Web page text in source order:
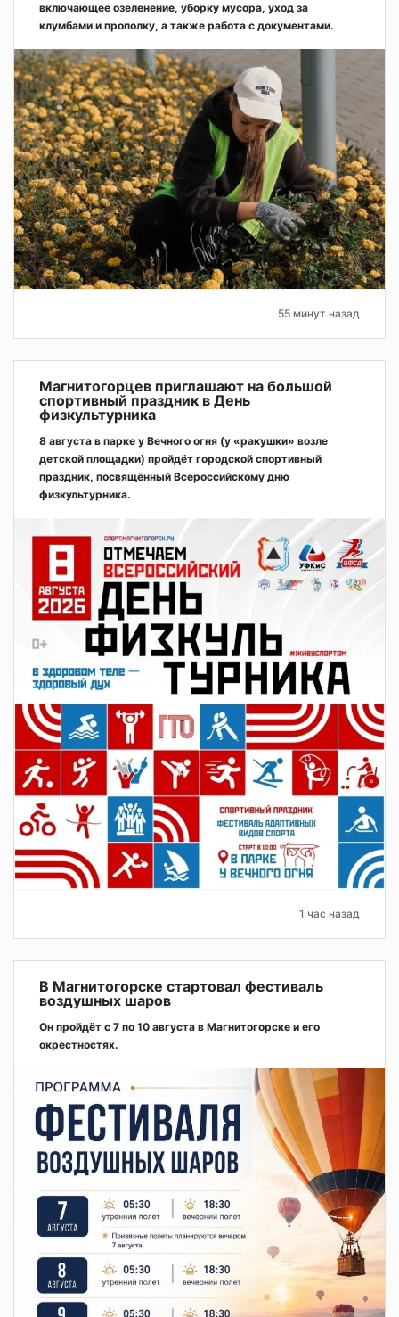
включающее озеленение, уборку мусора, уход за
клумбами и прополку, а также работа с документами.
55 минут назад
Магнитогорцев приглашают на большой
спортивный праздник в День
физкультурника
8 августа в парке у Вечного огня (у «ракушки» возле
детской площадки) пройдёт городской спортивный
праздник, посвящённый Всероссийскому дню
физкультурника.
1 час назад
В Магнитогорске стартовал фестиваль
воздушных шаров
Он пройдёт с 7 по 10 августа в Магнитогорске и его
окрестностях.